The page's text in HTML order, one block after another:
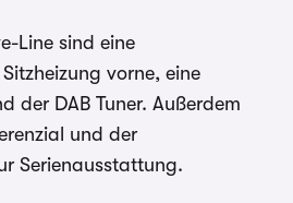
Line sind eine
vorne, eine
der DAB Tuner. Außerdem
und der
Serienausstattung.